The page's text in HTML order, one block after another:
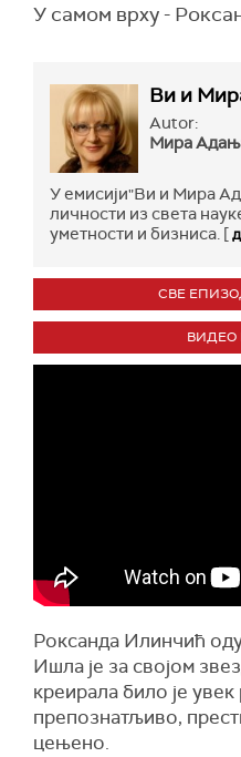
У самом врху -
Ви и
Autor:
Мира
У емисији"Ви и Мира
личности из света
уметности и бизниса. [
СВЕ
ВИДЕО
Роксанда Илинчић
Ишла је за својом
креирала било је
препознатљиво,
цењено.